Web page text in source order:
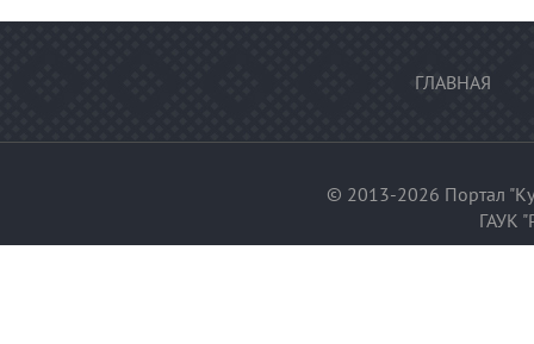
ГЛАВНАЯ
© 2013-2026 Портал
ГАУК